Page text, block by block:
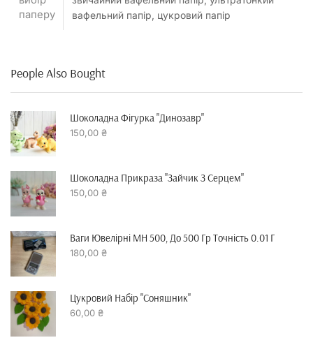
паперу
вафельний папір, цукровий папір
People Also Bought
Шоколадна Фігурка "динозавр"
150,00 ₴
Шоколадна Прикраза "зайчик З Серцем"
150,00 ₴
Ваги Ювелірні MH 500, До 500 Гр Точність 0.01 Г
180,00 ₴
Цукровий Набір "Соняшник"
60,00 ₴